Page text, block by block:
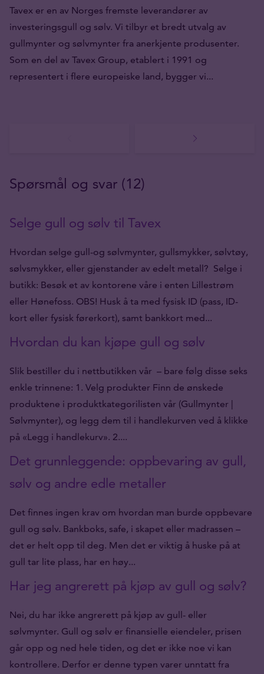
Tavex er en av Norges fremste leverandører av
investeringsgull og sølv. Vi tilbyr et bredt utvalg av
gullmynter og sølvmynter fra anerkjente produsenter.
Som en del av Tavex Group, etablert i 1991 og
representert i flere europeiske land, bygger vi...
Spørsmål og svar (12)
Selge gull og sølv til Tavex
Hvordan selge gull-og sølvmynter, gullsmykker, sølvtøy,
sølvsmykker, eller gjenstander av edelt metall? Selge i
butikk: Besøk et av kontorene våre i enten Lillestrøm
eller Hønefoss. OBS! Husk å ta med fysisk ID (pass, ID-
kort eller fysisk førerkort), samt bankkort med...
Hvordan du kan kjøpe gull og sølv
Slik bestiller du i nettbutikken vår – bare følg disse seks
enkle trinnene: 1. Velg produkter Finn de ønskede
produktene i produktkategorilisten vår (Gullmynter |
Sølvmynter), og legg dem til i handlekurven ved å klikke
på «Legg i handlekurv». 2....
Det grunnleggende: oppbevaring av gull,
sølv og andre edle metaller
Det finnes ingen krav om hvordan man burde oppbevare
gull og sølv. Bankboks, safe, i skapet eller madrassen –
det er helt opp til deg. Men det er viktig å huske på at
gull tar lite plass, har en høy...
Har jeg angrerett på kjøp av gull og sølv?
Nei, du har ikke angrerett på kjøp av gull- eller
sølvmynter. Gull og sølv er finansielle eiendeler, prisen
går opp og ned hele tiden, og det er ikke noe vi kan
kontrollere. Derfor er denne typen varer unntatt fra